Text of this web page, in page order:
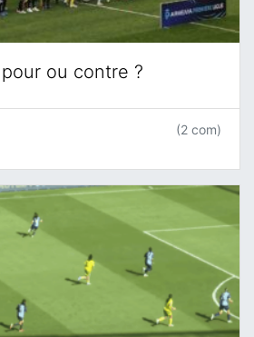
ou contre ?
(2 com)